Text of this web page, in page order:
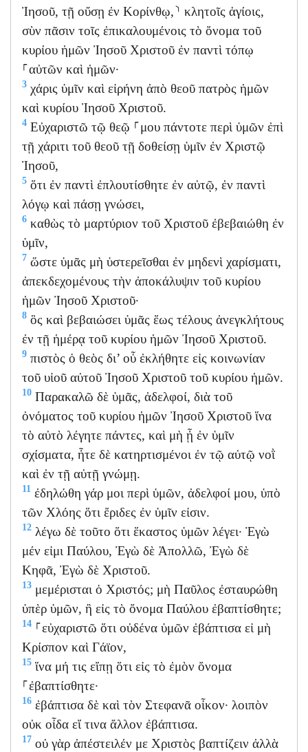
Ἰησοῦ, τῇ οὔσῃ ἐν Κορίνθῳ,⸃ κλητοῖς ἁγίοις,
σὺν πᾶσιν τοῖς ἐπικαλουμένοις τὸ ὄνομα τοῦ
κυρίου ἡμῶν Ἰησοῦ Χριστοῦ ἐν παντὶ τόπῳ
⸀αὐτῶν καὶ ἡμῶν·
3 χάρις ὑμῖν καὶ εἰρήνη ἀπὸ θεοῦ πατρὸς ἡμῶν
καὶ κυρίου Ἰησοῦ Χριστοῦ.
4 Εὐχαριστῶ τῷ θεῷ ⸀μου πάντοτε περὶ ὑμῶν ἐπὶ
τῇ χάριτι τοῦ θεοῦ τῇ δοθείσῃ ὑμῖν ἐν Χριστῷ
Ἰησοῦ,
5 ὅτι ἐν παντὶ ἐπλουτίσθητε ἐν αὐτῷ, ἐν παντὶ
λόγῳ καὶ πάσῃ γνώσει,
6 καθὼς τὸ μαρτύριον τοῦ Χριστοῦ ἐβεβαιώθη ἐν
ὑμῖν,
7 ὥστε ὑμᾶς μὴ ὑστερεῖσθαι ἐν μηδενὶ χαρίσματι,
ἀπεκδεχομένους τὴν ἀποκάλυψιν τοῦ κυρίου
ἡμῶν Ἰησοῦ Χριστοῦ·
8 ὃς καὶ βεβαιώσει ὑμᾶς ἕως τέλους ἀνεγκλήτους
ἐν τῇ ἡμέρᾳ τοῦ κυρίου ἡμῶν Ἰησοῦ Χριστοῦ.
9 πιστὸς ὁ θεὸς δι’ οὗ ἐκλήθητε εἰς κοινωνίαν
τοῦ υἱοῦ αὐτοῦ Ἰησοῦ Χριστοῦ τοῦ κυρίου ἡμῶν.
10 Παρακαλῶ δὲ ὑμᾶς, ἀδελφοί, διὰ τοῦ
ὀνόματος τοῦ κυρίου ἡμῶν Ἰησοῦ Χριστοῦ ἵνα
τὸ αὐτὸ λέγητε πάντες, καὶ μὴ ᾖ ἐν ὑμῖν
σχίσματα, ἦτε δὲ κατηρτισμένοι ἐν τῷ αὐτῷ νοῒ
καὶ ἐν τῇ αὐτῇ γνώμῃ.
11 ἐδηλώθη γάρ μοι περὶ ὑμῶν, ἀδελφοί μου, ὑπὸ
τῶν Χλόης ὅτι ἔριδες ἐν ὑμῖν εἰσιν.
12 λέγω δὲ τοῦτο ὅτι ἕκαστος ὑμῶν λέγει· Ἐγὼ
μέν εἰμι Παύλου, Ἐγὼ δὲ Ἀπολλῶ, Ἐγὼ δὲ
Κηφᾶ, Ἐγὼ δὲ Χριστοῦ.
13 μεμέρισται ὁ Χριστός; μὴ Παῦλος ἐσταυρώθη
ὑπὲρ ὑμῶν, ἢ εἰς τὸ ὄνομα Παύλου ἐβαπτίσθητε;
14 ⸀εὐχαριστῶ ὅτι οὐδένα ὑμῶν ἐβάπτισα εἰ μὴ
Κρίσπον καὶ Γάϊον,
15 ἵνα μή τις εἴπῃ ὅτι εἰς τὸ ἐμὸν ὄνομα
⸀ἐβαπτίσθητε·
16 ἐβάπτισα δὲ καὶ τὸν Στεφανᾶ οἶκον· λοιπὸν
οὐκ οἶδα εἴ τινα ἄλλον ἐβάπτισα.
17 οὐ γὰρ ἀπέστειλέν με Χριστὸς βαπτίζειν ἀλλὰ